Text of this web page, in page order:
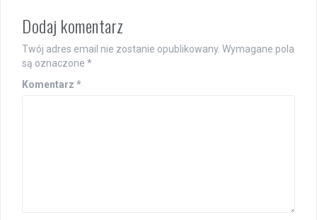
Dodaj komentarz
Twój adres email nie zostanie opublikowany. Wymagane pola
są oznaczone *
Komentarz *